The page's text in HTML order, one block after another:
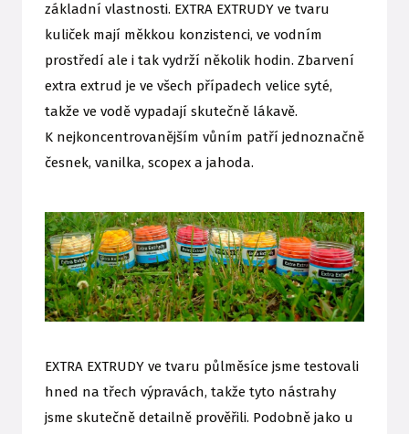
základní vlastnosti. EXTRA EXTRUDY ve tvaru
kuliček mají měkkou konzistenci, ve vodním
prostředí ale i tak vydrží několik hodin. Zbarvení
extra extrud je ve všech případech velice syté,
takže ve vodě vypadají skutečně lákavě.
K nejkoncentrovanějším vůním patří jednoznačně
česnek, vanilka, scopex a jahoda.
EXTRA EXTRUDY ve tvaru půlměsíce jsme testovali
hned na třech výpravách, takže tyto nástrahy
jsme skutečně detailně prověřili. Podobně jako u